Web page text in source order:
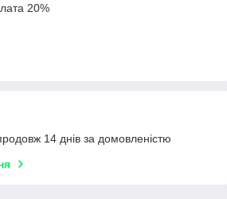
20%
14 днів за домовленістю